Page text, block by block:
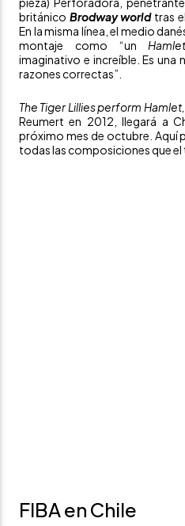
británico Brodway worldtras
En la misma línea, el medio
montaje como “un
imaginativo e increíble. Es una
razones correctas”.
The Tiger Lillies perform Hamlet,
Reumert en 2012, llegará a
próximo mes de octubre. Aquí
todas las composiciones que el
FIBA en Chile